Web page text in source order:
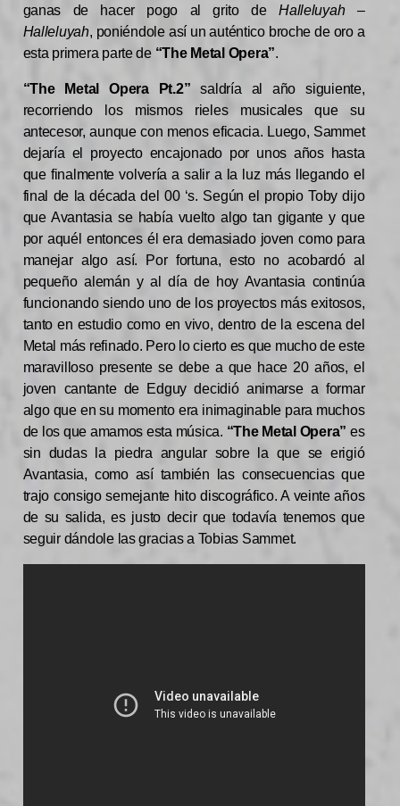
ganas de hacer pogo al grito deHalleluyah –
Halleluyah, poniéndole así un auténtico broche de oro a
esta primera parte de “The Metal Opera”.
“The Metal Opera Pt.2” saldría al año siguiente,
recorriendo los mismos rieles musicales que su
antecesor, aunque con menos eficacia. Luego, Sammet
dejaría el proyecto encajonado por unos años hasta
que finalmente volvería a salir a la luz más llegando el
final de la década del 00 ‘s. Según el propio Toby dijo
que Avantasia se había vuelto algo tan gigante y que
por aquél entonces él era demasiado joven como para
manejar algo así. Por fortuna, esto no acobardó al
pequeño alemán y al día de hoy Avantasia continúa
funcionando siendo uno de los proyectos más exitosos,
tanto en estudio como en vivo, dentro de la escena del
Metal más refinado. Pero lo cierto es que mucho de este
maravilloso presente se debe a que hace 20 años, el
joven cantante de Edguy decidió animarse a formar
algo que en su momento era inimaginable para muchos
de los que amamos esta música. “The Metal Opera” es
sin dudas la piedra angular sobre la que se erigió
Avantasia, como así también las consecuencias que
trajo consigo semejante hito discográfico. A veinte años
de su salida, es justo decir que todavía tenemos que
seguir dándole las gracias a Tobias Sammet.